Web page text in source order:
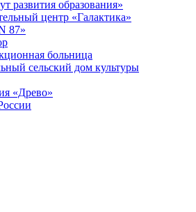
образования»
центр «Галактика»
87»
больница
сельский дом культуры
«Древо»